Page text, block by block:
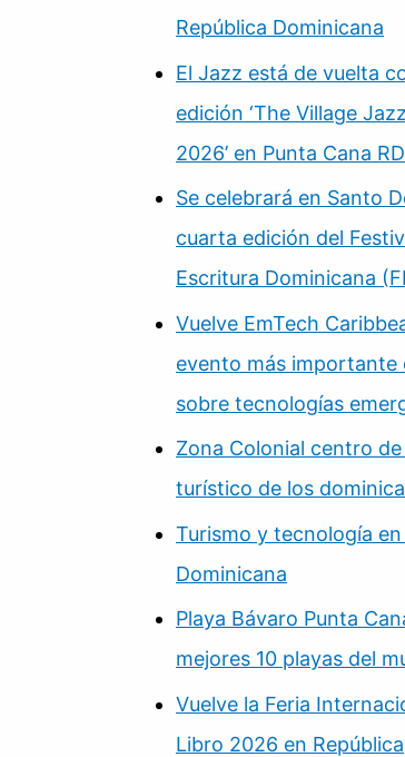
República Dominicana
El Jazz está de vuelta
edición ‘The Village
2026’ en Punta Cana RD
Se celebrará en Santo
cuarta edición del
Escritura Dominicana
Vuelve EmTech
evento más importante
sobre tecnologías
Zona Colonial centro
turístico de los
Turismo y tecnología en
Dominicana
Playa Bávaro Punta
mejores 10 playas del
Vuelve la Feria
Libro 2026 en República